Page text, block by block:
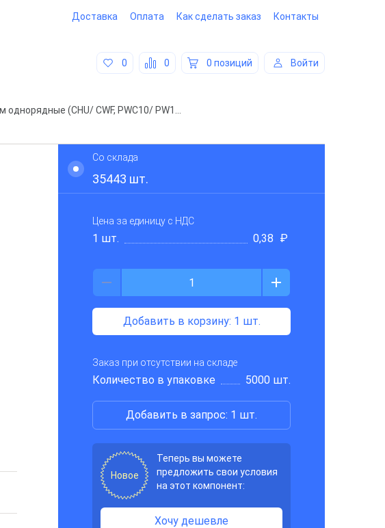
Доставка Оплата Как сделать заказ Контакты
0 0 0 позиций Войти
Со склада
35443 шт.
Цена за единицу с НДС
1 шт. 0,38 ₽
Добавить в корзину: 1 шт.
Заказ при отсутствии на складе
Количество в упаковке 5000 шт.
Добавить в запрос: 1 шт.
Новое
Теперь вы можете
предложить свои условия
на этот компонент:
Хочу дешевле